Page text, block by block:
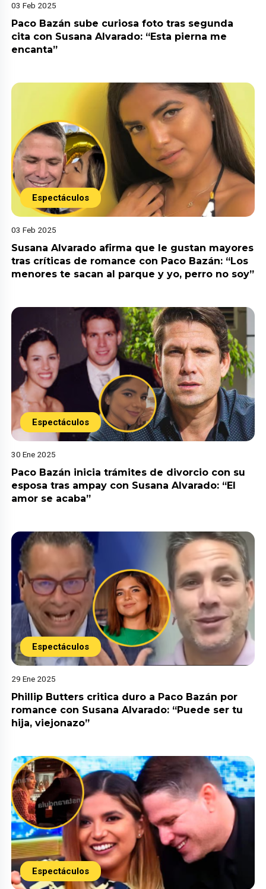
03 Feb 2025
Paco Bazán sube curiosa foto tras segunda
cita con Susana Alvarado: “Esta pierna me
encanta”
Espectáculos
03 Feb 2025
Susana Alvarado afirma que le gustan mayores
tras críticas de romance con Paco Bazán: “Los
menores te sacan al parque y yo, perro no soy”
Espectáculos
30 Ene 2025
Paco Bazán inicia trámites de divorcio con su
esposa tras ampay con Susana Alvarado: “El
amor se acaba”
Espectáculos
29 Ene 2025
Phillip Butters critica duro a Paco Bazán por
romance con Susana Alvarado: “Puede ser tu
hija, viejonazo”
Espectáculos